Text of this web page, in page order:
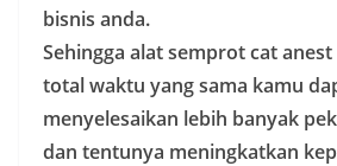
bisnis anda.
Sehingga alat semprot cat
total waktu yang sama kamu
menyelesaikan lebih banyak
dan tentunya meningkatkan